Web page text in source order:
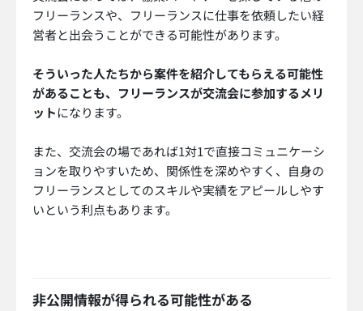
フリーランスや、フリーランスに仕事を依頼したい経
営者と出会うことができる可能性があります。
そういった人たちから案件を紹介してもらえる可能性
があることも、フリーランスが交流会に参加するメリ
ットになります。
また、交流会の場であれば1対1で直接コミュニケーシ
ョンを取りやすいため、関係性を深めやすく、自身の
フリーランスとしてのスキルや実績をアピールしやす
いという利点もあります。
非公開情報が得られる可能性がある